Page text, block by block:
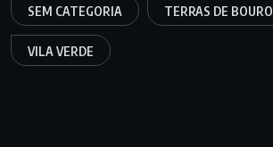
SEM CATEGORIA TERRAS DE BOURO
VILA VERDE